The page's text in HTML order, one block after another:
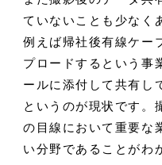
ていないことも少なく
例えば帰社後有線ケー
プロードするという事
ールに添付して共有し
というのが現状です。
の目線において重要な
い分野であることがわ